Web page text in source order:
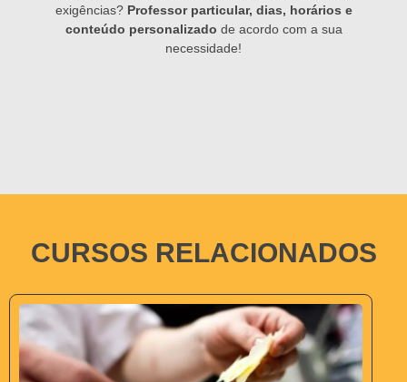
exigências? Professor particular, dias, horários e
conteúdo personalizado de acordo com a sua
necessidade!
CURSOS RELACIONADOS